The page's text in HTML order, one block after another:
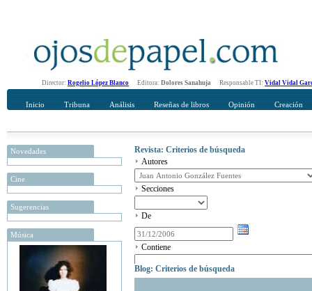
Director: Rogelio López Blanco Editora: Dolores Sanahuja Responsable TI: Vidal Vidal
Inicio Tribuna Análisis Reseñas de libros Opinión Creación
Novedades
Cine
Sugerencias
Música
Revista: Criterios de búsqueda
Autores
Secciones
De
Contiene
Blog: Criterios de búsqueda